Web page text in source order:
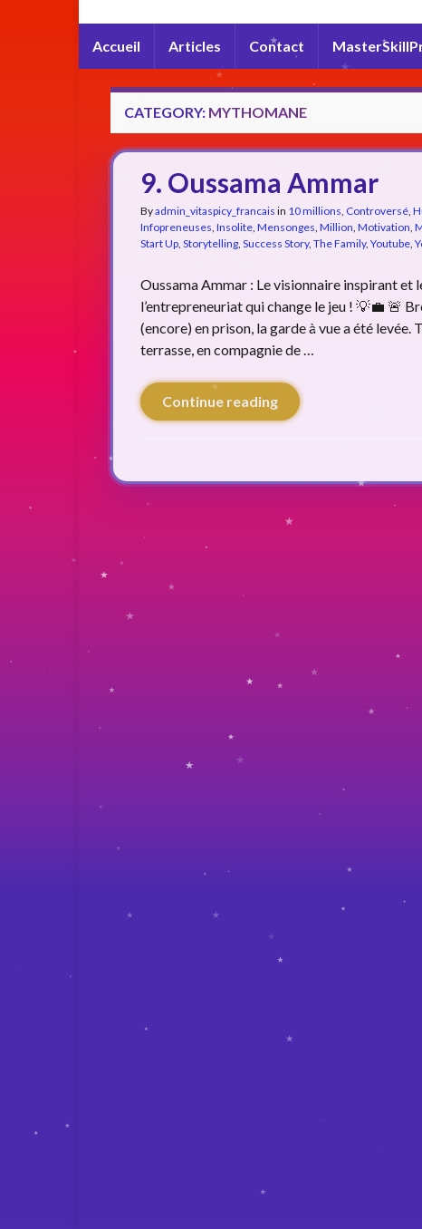
Accueil Articles Contact
CATEGORY: MYTHOMANE
9. Oussama Ammar
Byadmin_vitaspicy_francais in 10 millions Controversé
Infopreneuses Insolite Mensonges Million Motivation
Start Up Storytelling Success Story, The Family, Youtube
Oussama Ammar : Le visionnaire inspirant et
l’entrepreneuriat qui change le jeu ! 💡💼 🚨
(encore) en prison, la garde à vue a été levée.
terrasse, en compagnie de …
Continue reading